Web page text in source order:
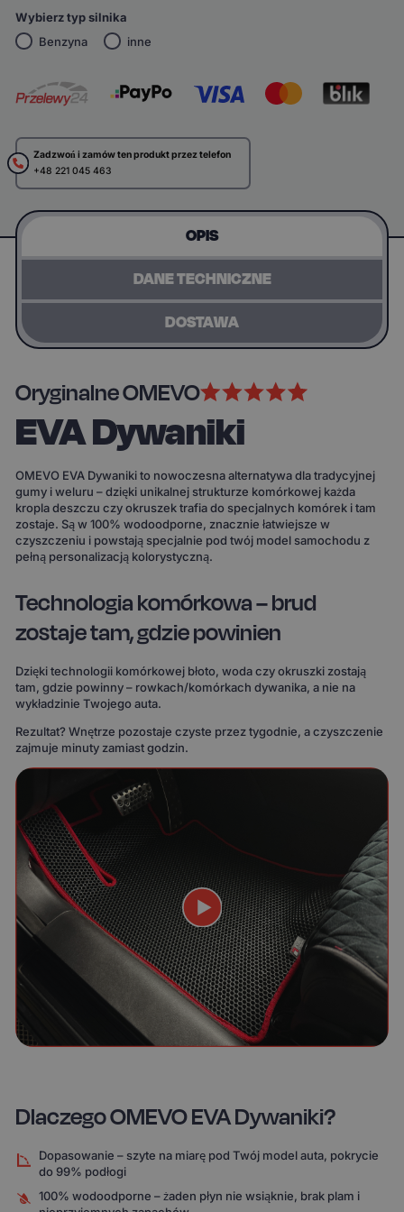
Wybierz typ silnika
Benzyna
inne
Zadzwoń i zamów ten produkt przez telefon
+48 221 045 463
OPIS
DANE TECHNICZNE
DOSTAWA
Oryginalne OMEVO
EVA Dywaniki
OMEVO EVA Dywaniki to nowoczesna alternatywa dla tradycyjnej
gumy i weluru – dzięki unikalnej strukturze komórkowej każda
kropla deszczu czy okruszek trafia do specjalnych komórek i tam
zostaje. Są w 100% wodoodporne, znacznie łatwiejsze w
czyszczeniu i powstają specjalnie pod twój model samochodu z
pełną personalizacją kolorystyczną.
Technologia komórkowa – brud
zostaje tam, gdzie powinien
Dzięki technologii komórkowej błoto, woda czy okruszki zostają
tam, gdzie powinny – rowkach/komórkach dywanika, a nie na
wykładzinie Twojego auta.
Rezultat? Wnętrze pozostaje czyste przez tygodnie, a czyszczenie
zajmuje minuty zamiast godzin.
Dlaczego OMEVO EVA Dywaniki?
Dopasowanie – szyte na miarę pod Twój model auta, pokrycie
do 99% podłogi
100% wodoodporne – żaden płyn nie wsiąknie, brak plam i